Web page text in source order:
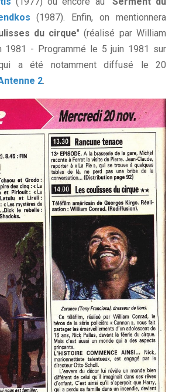
(1987). Enfin, on mentionnera
du cirque" (réalisé par William
1981 - Programmé le 5 juin 1981 sur
a été notamment diffusé le 20
2.